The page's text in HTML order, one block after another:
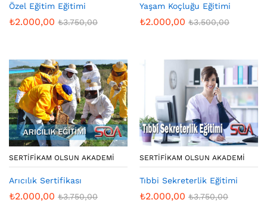
Özel Eğitim Eğitimi
₺2.000,00 ₺3.750,00
Yaşam Koçluğu Eğitimi
₺2.000,00 ₺3.500,00
SERTIFIKAM OLSUN AKADEMI
Arıcılık Sertifikası
₺2.000,00 ₺3.750,00
SERTIFIKAM OLSUN AKADEMI
Tıbbi Sekreterlik Eğitimi
₺2.000,00 ₺3.750,00